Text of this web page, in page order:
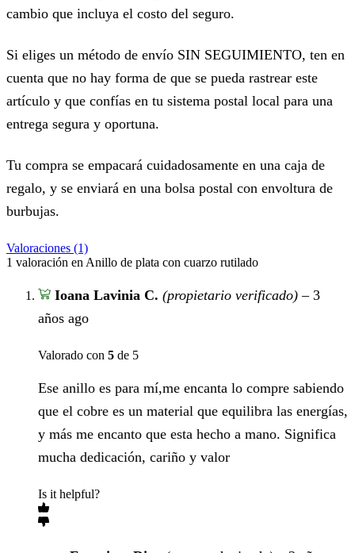
cambio que incluya el costo del seguro.
Si eliges un método de envío SIN SEGUIMIENTO, ten en
cuenta que no hay forma de que se pueda rastrear este
artículo y que confías en tu sistema postal local para una
entrega segura y oportuna.
Tu compra se empacará cuidadosamente en una caja de
regalo, y se enviará en una bolsa postal con envoltura de
burbujas.
Valoraciones (1)
1 valoración en Anillo de plata con cuarzo rutilado
Ioana Lavinia C. (propietario verificado) – 3
años ago
Valorado con 5 de 5
Ese anillo es para mí,me encanta lo compre sabiendo
que el cobre es un material que equilibra las energías,
y más me encanto que esta hecho a mano. Significa
mucha dedicación, cariño y valor
Is it helpful?